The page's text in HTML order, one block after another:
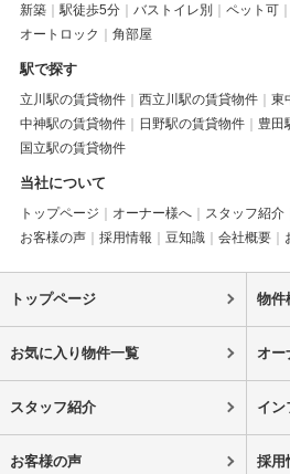
新築 駅徒歩5分 バストイレ別 ペット可
オートロック
角部屋
駅で探す
立川駅の賃貸物件 西立川駅の賃貸物件
東
中神駅の賃貸物件
日野駅の賃貸物件
豊田
国立駅の賃貸物件
当社について
トップページ オーナー様へ スタッフ紹介
お客様の声
採用情報 豆知識 会社概要
トップページ 物件
お気に入り物件一覧 オー
スタッフ紹介 イン
お客様の声 採用